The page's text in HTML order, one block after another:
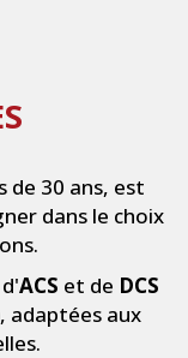
de 30 ans, est
dans le choix
ACS et de DCS
adaptées aux